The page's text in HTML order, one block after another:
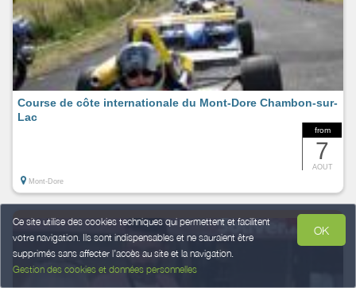
Ce site utilise des cookies techniques qui permettent et facilitent
votre navigation. Ils sont indispensables et ne sauraient être
supprimés sans affecter l’accès au site et la navigation.
Gestion des cookies et données personnelles
OK
from
7
AOUT
Course de côte internationale du Mont-Dore Chambon-sur-
Lac
Mont-Dore